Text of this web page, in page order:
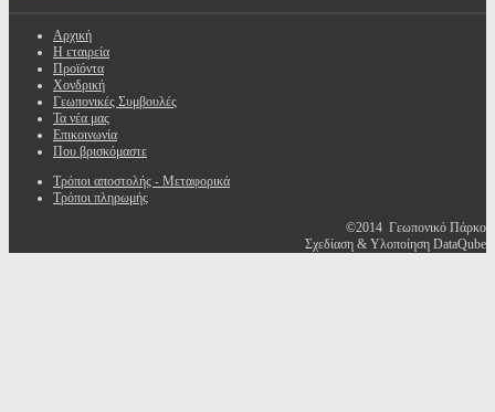
Αρχική
Η εταιρεία
Προϊόντα
Χονδρική
Γεωπονικές Συμβουλές
Τα νέα μας
Επικοινωνία
Που βρισκόμαστε
Τρόποι αποστολής - Μεταφορικά
Τρόποι πληρωμής
©2014 Γεωπονικό Πάρκο
Σχεδίαση & Υλοποίηση DataQube